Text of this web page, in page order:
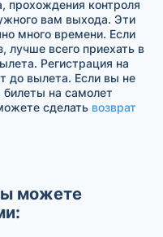
прохождения контроля
вам выхода. Эти
много времени. Если
лучше всего приехать в
Регистрация на
до вылета. Если вы не
на самолет
сделать возврат
можете